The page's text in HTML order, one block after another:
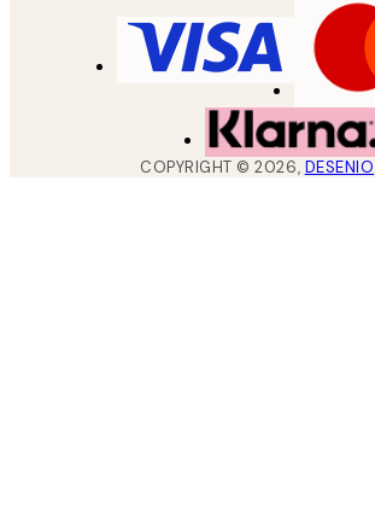
COPYRIGHT ©2026, DESENIO